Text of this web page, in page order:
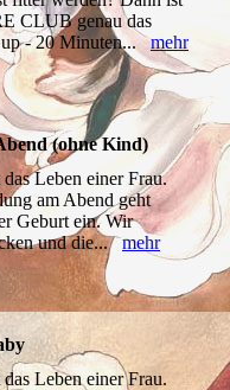
CLUB genau das
up - 20 Minuten...mehr
(ohne Kind)
Leben einer Frau.
am Abend geht
Geburt ein. Wir
und die...mehr
Leben einer Frau.